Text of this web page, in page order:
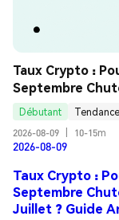
Taux Crypto :
Septembre
Juillet ? Guide
Débutant
2026-08-09
10-15m
2026-08-09
Taux Crypto :
Septembre
Juillet ? Guide